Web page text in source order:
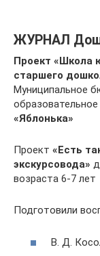
ЖУРНАЛ
Проект «Школа
старшего
Муниципальное
«Яблонька»
Проект «Есть
экскурсовода»
возраста 6-7 лет
Подготовили
В. Д.